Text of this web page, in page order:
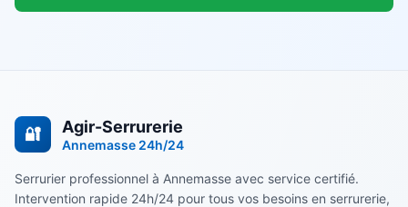
🔐 Agir-Serrurerie
Annemasse 24h/24
Serrurier professionnel à Annemasse avec service certifié.
Intervention rapide 24h/24 pour tous vos besoins en serrurerie,